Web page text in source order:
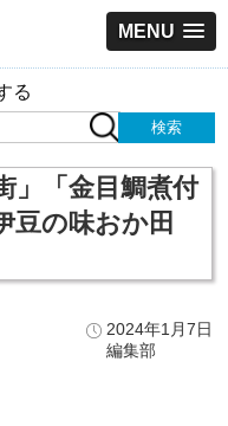
MENU
る
」「金目鯛煮付
の味おか田
2024年1月7日
編集部